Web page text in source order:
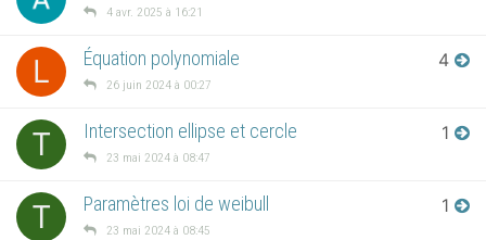
4 avr. 2025 à 16:21
L Équation polynomiale
26 juin 2024 à 00:27
4
T Intersection ellipse et cercle
23 mai 2024 à 08:47
1
T Paramètres loi de weibull
23 mai 2024 à 08:45
1